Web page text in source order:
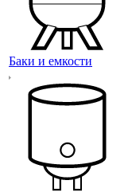
Баки и емкости